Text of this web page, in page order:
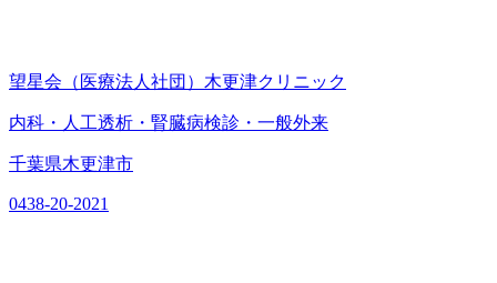
望星会（医療法人社団）木更津クリニック
内科・人工透析・腎臓病検診・一般外来
千葉県木更津市
0438-20-2021